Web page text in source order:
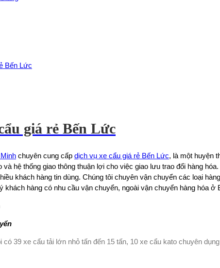
giá rẻ Bến Lức
chuyên cung cấp dịch vụ xe cẩu giá rẻ Bến Lức, là một huyện
hệ thống giao thông thuận lợi cho việc giao lưu trao đổi hàng
khách hàng tin dùng. Chúng tôi chuyên vận chuyển các loại
khách hàng có nhu cầu vận chuyển, ngoài vận chuyển hàng hóa
có 39 xe cẩu tải lớn nhỏ tấn đến 15 tấn, 10 xe cẩu kato chuyên